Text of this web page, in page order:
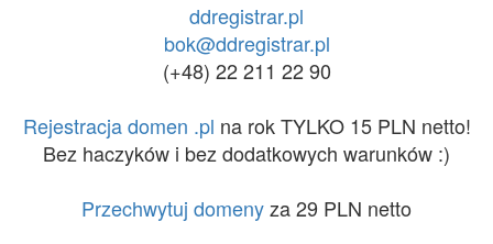
ddregistrar.pl
bok@ddregistrar.pl
(+48) 22 211 22 90
Rejestracja domen .pl na rok TYLKO 15 PLN netto!
Bez haczyków i bez dodatkowych warunków :)
Przechwytuj domenyza 29 PLN netto